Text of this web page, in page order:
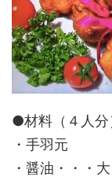
●材料（４人分
・手羽元
・醤油・・・